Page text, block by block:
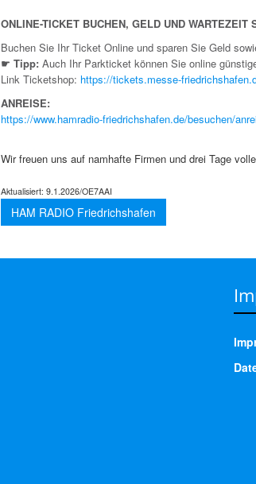
ONLINE-TICKET BUCHEN, GELD UND WARTEZEIT
Buchen Sie Ihr Ticket Online und sparen Sie Geld
☛ Tipp: Auch Ihr Parkticket können Sie online
Link Ticketshop: https://tickets.messe-
ANREISE:
https://www.hamradio-friedrichshafen.de/besuchen/
Wir freuen uns auf namhafte Firmen und drei Tage
Aktualisiert:9.1.2026/OE7AAI
HAM RADIO Friedrichshafen